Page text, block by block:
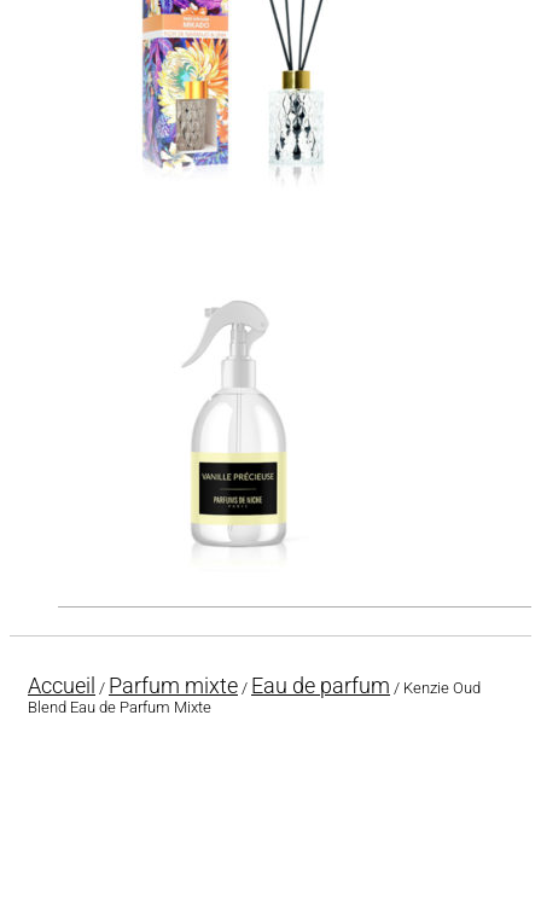
Accueil / Parfum mixte / Eau de parfum / Kenzie Oud
Blend Eau de Parfum Mixte